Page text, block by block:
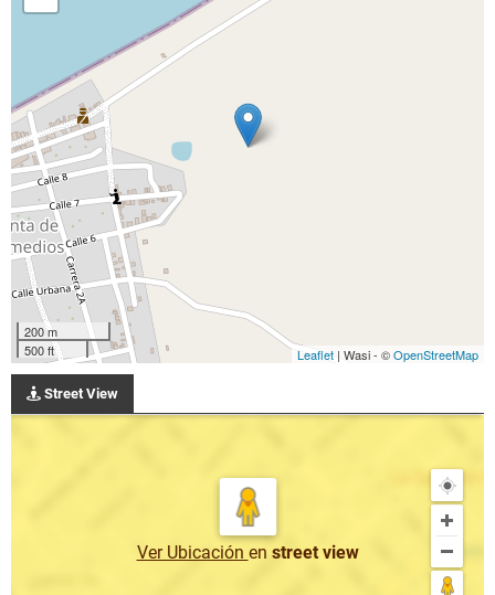
200 m
500 ft
Leaflet | Wasi - ©OpenStreetMap
Street View
Ver Ubicación en street view